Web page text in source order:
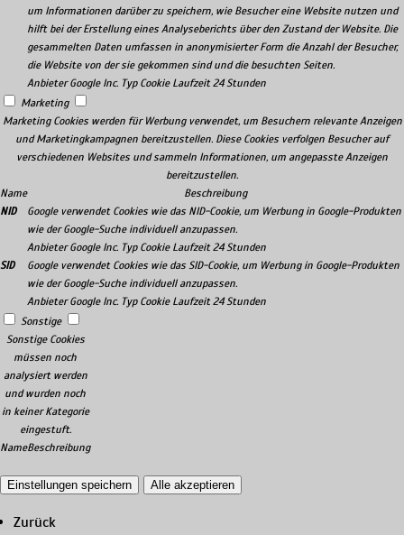
um Informationen darüber zu speichern, wie Besucher eine Website nutzen und
hilft bei der Erstellung eines Analyseberichts über den Zustand der Website. Die
gesammelten Daten umfassen in anonymisierter Form die Anzahl der Besucher,
die Website von der sie gekommen sind und die besuchten Seiten.
Anbieter Google Inc. Typ Cookie Laufzeit 24 Stunden
Marketing
Marketing Cookies werden für Werbung verwendet, um Besuchern relevante Anzeigen
und Marketingkampagnen bereitzustellen. Diese Cookies verfolgen Besucher auf
verschiedenen Websites und sammeln Informationen, um angepasste Anzeigen
bereitzustellen.
Name
Beschreibung
NID
Google verwendet Cookies wie das NID-Cookie, um Werbung in Google-Produkten
wie der Google-Suche individuell anzupassen.
Anbieter Google Inc. Typ Cookie Laufzeit 24 Stunden
SID
Google verwendet Cookies wie das SID-Cookie, um Werbung in Google-Produkten
wie der Google-Suche individuell anzupassen.
Anbieter Google Inc. Typ Cookie Laufzeit 24 Stunden
Sonstige
Sonstige Cookies
müssen noch
analysiert werden
und wurden noch
in keiner Kategorie
eingestuft.
NameBeschreibung
Einstellungen speichern Alle akzeptieren
Zurück